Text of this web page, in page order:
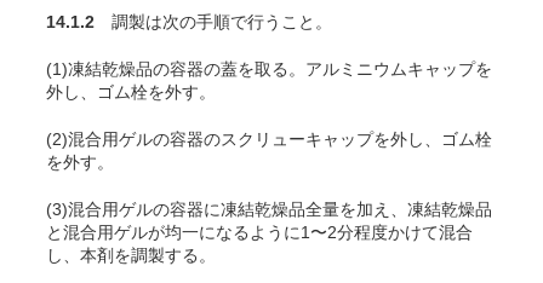
14.1.2 調製は次の手順で行うこと。
(1)凍結乾燥品の容器の蓋を取る。アルミニウムキャップを
外し、ゴム栓を外す。
(2)混合用ゲルの容器のスクリューキャップを外し、ゴム栓
を外す。
(3)混合用ゲルの容器に凍結乾燥品全量を加え、凍結乾燥品
と混合用ゲルが均一になるように1〜2分程度かけて混合
し、本剤を調製する。